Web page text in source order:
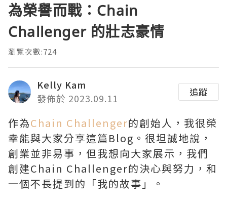
為榮譽而戰：Chain
Challenger 的壯志豪情
瀏覽次數:724
Kelly Kam
發佈於 2023.09.11
追蹤
作為Chain Challenger的創始人，我很榮
幸能與大家分享這篇Blog。很坦誠地說，
創業並非易事，但我想向大家展示，我們
創建Chain Challenger的決心與努力，和
一個不長提到的「我的故事」。